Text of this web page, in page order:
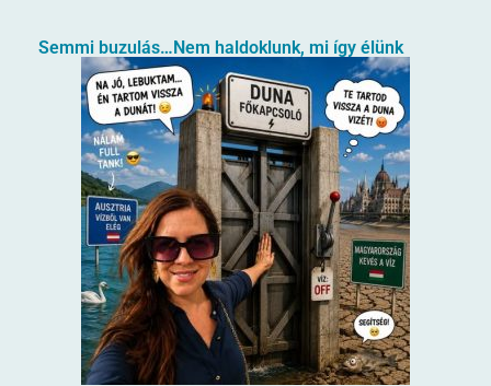
Semmi buzulás…Nem haldoklunk, mi így élünk